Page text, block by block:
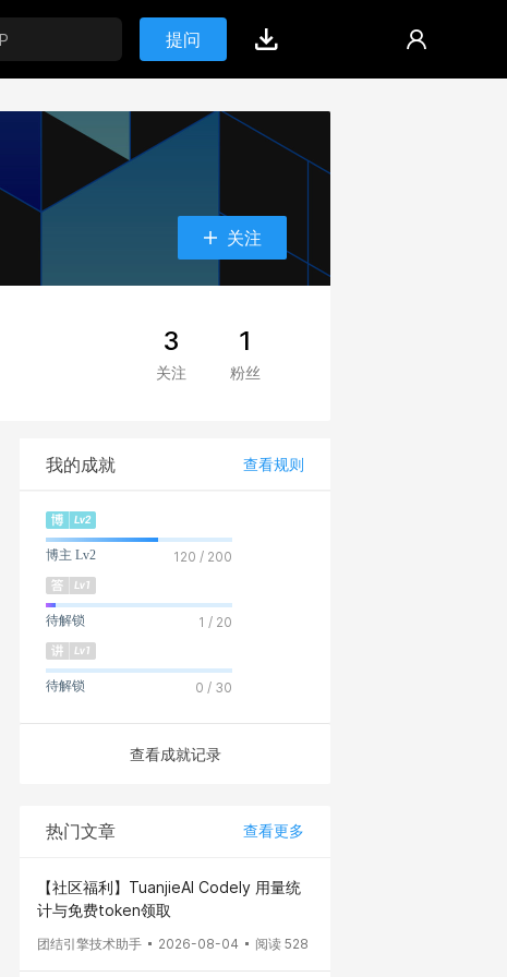
提问
关注
3
关注
1
粉丝
我的成就 查看规则
博主 Lv2 120 / 200
待解锁 1 / 20
待解锁 0 / 30
查看成就记录
热门文章 查看更多
【社区福利】TuanjieAI Codely 用量统
计与免费token领取
团结引擎技术助手 2026-08-04 阅读 528